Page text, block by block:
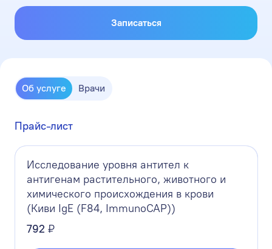
Записаться
Об услуге Врачи
Прайс-лист
Исследование уровня антител к
антигенам растительного, животного и
химического происхождения в крови
(Киви IgE (F84, ImmunoCAP))
792 ₽